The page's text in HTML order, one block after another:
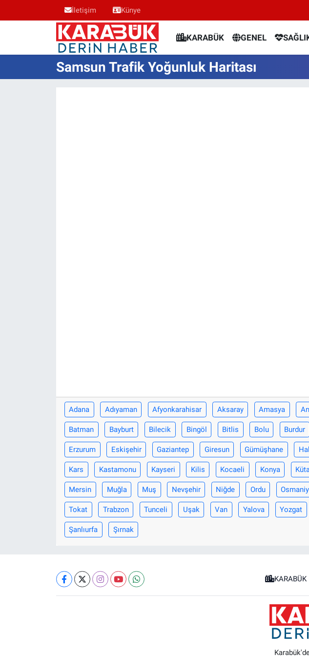
İletişim Künye
KARABÜK GENEL
Samsun Trafik Yoğunluk Haritası
Adana Adıyaman Afyonkarahisar Aksaray Amasya
Batman Bayburt Bilecik Bingöl Bitlis Bolu Burdur
Erzurum Eskişehir Gaziantep Giresun Gümüşhane
Kars Kastamonu Kayseri Kilis Kocaeli Konya
Mersin Muğla Muş Nevşehir Niğde Ordu
Tokat Trabzon Tunceli Uşak Van Yalova Yozgat
Şanlıurfa Şırnak
KARABÜK
Karabük Nöbetçi Eczaneler
Karabük Hava Durumu